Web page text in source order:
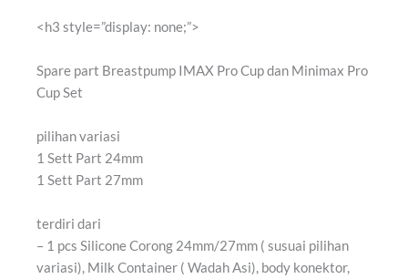
<h3 style=”display: none;”>
Spare part Breastpump IMAX Pro Cup dan Minimax Pro
Cup Set
pilihan variasi
1 Sett Part 24mm
1 Sett Part 27mm
terdiri dari
– 1 pcs Silicone Corong 24mm/27mm ( susuai pilihan
variasi), Milk Container ( Wadah Asi), body konektor,